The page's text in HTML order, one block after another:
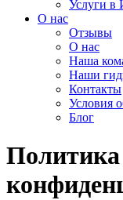
Услуги в
О нас
Отзывы
О нас
Наша
Наши
Контакты
Условия
Блог
Политика